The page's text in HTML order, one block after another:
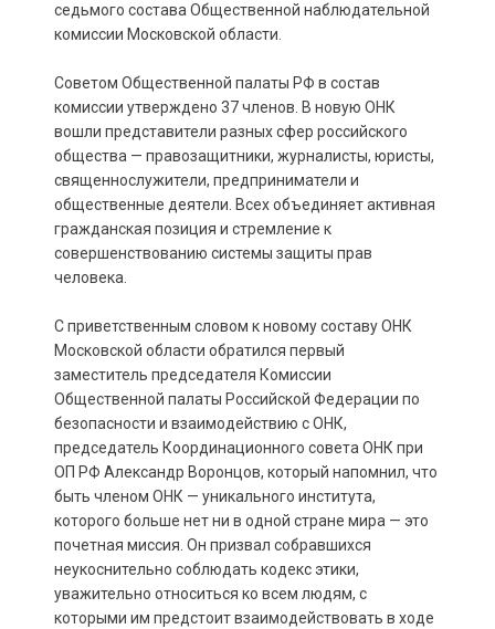
седьмого состава Общественной наблюдательной
комиссии Московской области.
Советом Общественной палаты РФ в состав
комиссии утверждено 37 членов. В новую ОНК
вошли представители разных сфер российского
общества — правозащитники, журналисты, юристы,
священнослужители, предприниматели и
общественные деятели. Всех объединяет активная
гражданская позиция и стремление к
совершенствованию системы защиты прав
человека.
С приветственным словом к новому составу ОНК
Московской области обратился первый
заместитель председателя Комиссии
Общественной палаты Российской Федерации по
безопасности и взаимодействию с ОНК,
председатель Координационного совета ОНК при
ОП РФ Александр Воронцов, который напомнил, что
быть членом ОНК — уникального института,
которого больше нет ни в одной стране мира — это
почетная миссия. Он призвал собравшихся
неукоснительно соблюдать кодекс этики,
уважительно относиться ко всем людям, с
которыми им предстоит взаимодействовать в ходе